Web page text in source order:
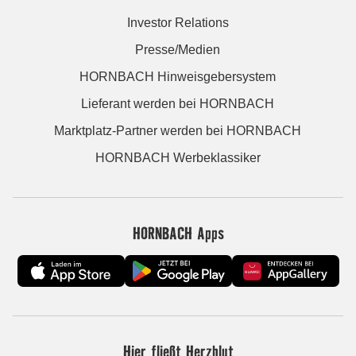
Investor Relations
Presse/Medien
HORNBACH Hinweisgebersystem
Lieferant werden bei HORNBACH
Marktplatz-Partner werden bei HORNBACH
HORNBACH Werbeklassiker
HORNBACH Apps
Hier fließt Herzblut